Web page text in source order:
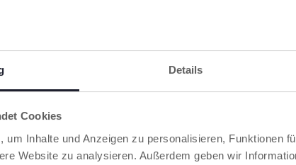
Details
Cookies
um Inhalte und Anzeigen zu personalisieren, Funktionen
Website zu analysieren. Außerdem geben wir
zu erreichen.